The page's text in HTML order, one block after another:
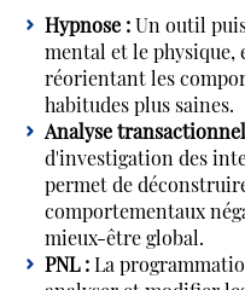
Hypnose :Un outil
mental et le physique,
réorientant les
habitudes plus saines.
Analyse
d'investigation des
permet de
comportementaux
mieux-être global.
PNL :La